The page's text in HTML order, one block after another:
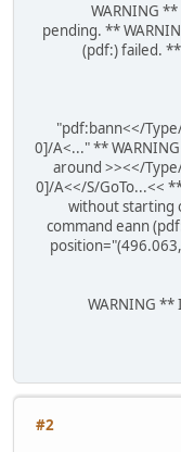
** WARNING
pending. **
(pdf:) failed.
"pdf:bann<</
0]/A<..." **
around >><</
0]/A<</S/GoTo...<<
without starting
command eann
#2